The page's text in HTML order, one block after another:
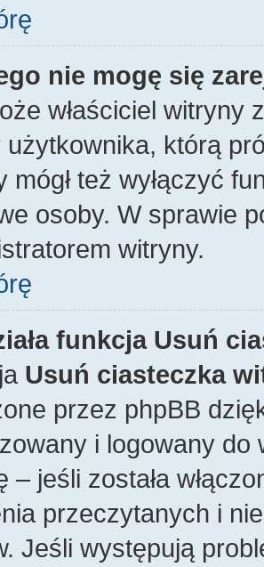
nie mogę się
właściciel witryny
użytkownika, którą
mógł też wyłączyć
osoby. W sprawie
witryny.
funkcja Usuń
Usuń ciasteczka
przez phpBB
i logowany do
– jeśli została
przeczytanych i
Jeśli występują